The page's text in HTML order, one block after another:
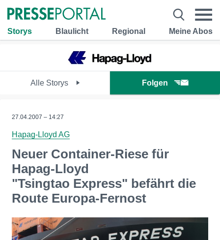
Storys Blaulicht Regional Meine Abos
Alle Storys Folgen
27.04.2007 – 14:27
Hapag-Lloyd AG
Neuer Container-Riese für
Hapag-Lloyd
"Tsingtao Express" befährt die
Route Europa-Fernost